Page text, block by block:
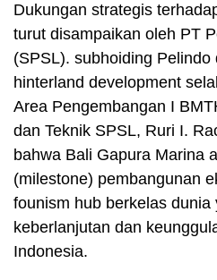
Dukungan strategis
turut disampaikan oleh PT
(SPSL). subhoiding
hinterland development
Area Pengembangan I
dan Teknik SPSL, Ruri I.
bahwa Bali Gapura Marina
(milestone) pembangunan
founism hub berkelas
keberlanjutan dan
Indonesia.